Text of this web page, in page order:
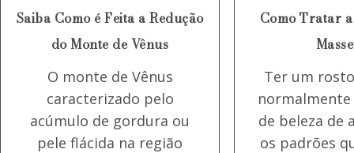
Saiba Como é Feita a Redução
do Monte de Vênus
O monte de Vênus
caracterizado pelo
acúmulo de gordura ou
pele flácida na região
Como Tratar
Ter um
de beleza de
os padrões